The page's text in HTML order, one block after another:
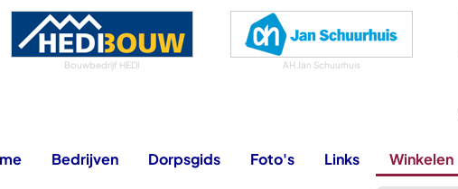
Bouwbedrijf HEDI AH Jan Schuurhuis
Bedrijven Dorpsgids Foto's Links Winkelen